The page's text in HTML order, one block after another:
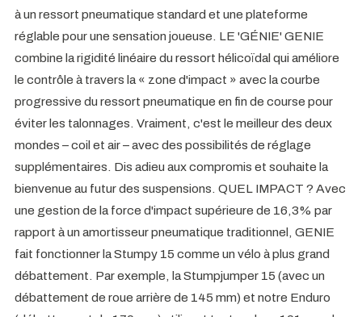
à un ressort pneumatique standard et une plateforme
réglable pour une sensation joueuse. LE 'GÉNIE' GENIE
combine la rigidité linéaire du ressort hélicoïdal qui améliore
le contrôle à travers la « zone d'impact » avec la courbe
progressive du ressort pneumatique en fin de course pour
éviter les talonnages. Vraiment, c'est le meilleur des deux
mondes – coil et air – avec des possibilités de réglage
supplémentaires. Dis adieu aux compromis et souhaite la
bienvenue au futur des suspensions. QUEL IMPACT ? Avec
une gestion de la force d'impact supérieure de 16,3% par
rapport à un amortisseur pneumatique traditionnel, GENIE
fait fonctionner la Stumpy 15 comme un vélo à plus grand
débattement. Par exemple, la Stumpjumper 15 (avec un
débattement de roue arrière de 145 mm) et notre Enduro